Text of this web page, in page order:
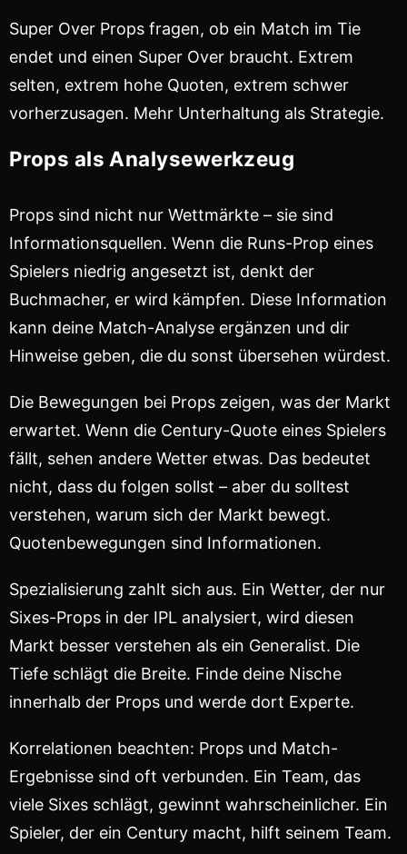
Super Over Props fragen, ob ein Match im Tie
endet und einen Super Over braucht. Extrem
selten, extrem hohe Quoten, extrem schwer
vorherzusagen. Mehr Unterhaltung als Strategie.
Props als Analysewerkzeug
Props sind nicht nur Wettmärkte – sie sind
Informationsquellen. Wenn die Runs-Prop eines
Spielers niedrig angesetzt ist, denkt der
Buchmacher, er wird kämpfen. Diese Information
kann deine Match-Analyse ergänzen und dir
Hinweise geben, die du sonst übersehen würdest.
Die Bewegungen bei Props zeigen, was der Markt
erwartet. Wenn die Century-Quote eines Spielers
fällt, sehen andere Wetter etwas. Das bedeutet
nicht, dass du folgen sollst – aber du solltest
verstehen, warum sich der Markt bewegt.
Quotenbewegungen sind Informationen.
Spezialisierung zahlt sich aus. Ein Wetter, der nur
Sixes-Props in der IPL analysiert, wird diesen
Markt besser verstehen als ein Generalist. Die
Tiefe schlägt die Breite. Finde deine Nische
innerhalb der Props und werde dort Experte.
Korrelationen beachten: Props und Match-
Ergebnisse sind oft verbunden. Ein Team, das
viele Sixes schlägt, gewinnt wahrscheinlicher. Ein
Spieler, der ein Century macht, hilft seinem Team.